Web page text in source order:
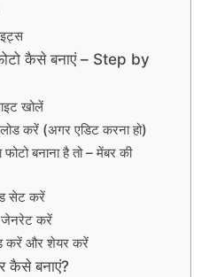
कैसे बनाएं – Step by
खोलें
करें (अगर एडिट करना हो)
बनाना है तो – मेंबर की
सेट करें
जेनरेट करें
करें और शेयर करें
कैसे बनाएं?